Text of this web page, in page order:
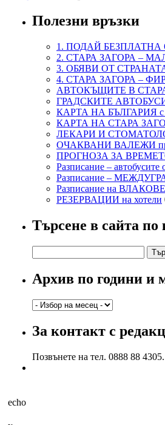
Полезни връзки
1. ПОДАЙ БЕЗПЛАТНА
2. СТАРА ЗАГОРА –
3. ОБЯВИ ОТ
4. СТАРА ЗАГОРА –
АВТОКЪЩИТЕ В
ГРАДСКИТЕ АВТОБУСИ
КАРТА НА БЪЛГАРИЯ с
КАРТА НА СТАРА
ЛЕКАРИ И
ОЧАКВАНИ ВАЛЕЖИ през
ПРОГНОЗА ЗА ВРЕМЕТО в
Разписание –
Разписание –
Разписание на
РЕЗЕРВАЦИИ на хотели
Търсене в сайта
за:
Архив по години и
Архив
години
и
За контакт с
Позвънете на тел. 0888 88
echo